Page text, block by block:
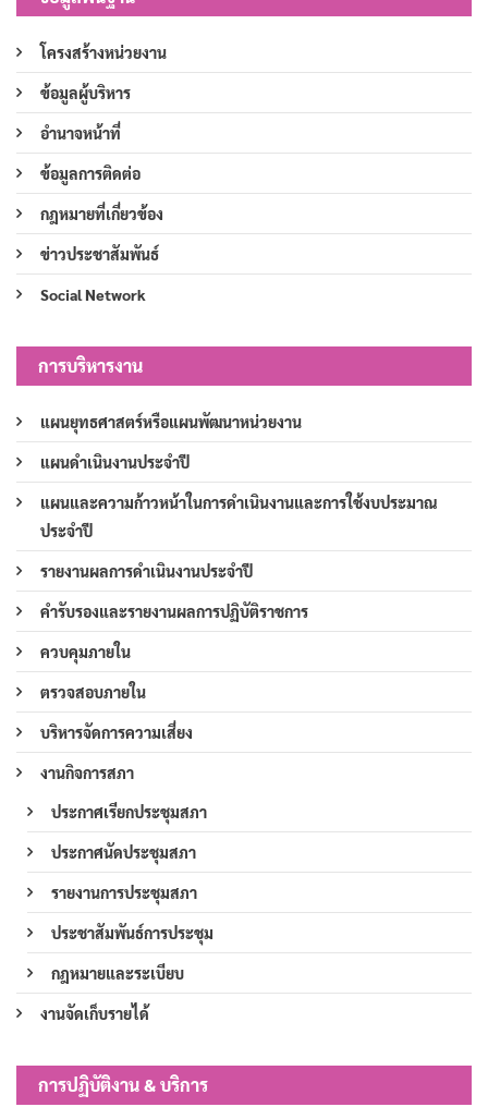
โครงสร้างหน่วยงาน
ข้อมูลผู้บริหาร
อำนาจหน้าที่
ข้อมูลการติดต่อ
กฎหมายที่เกี่ยวข้อง
ข่าวประชาสัมพันธ์
Social Network
การบริหารงาน
แผนยุทธศาสตร์หรือแผนพัฒนาหน่วยงาน
แผนดำเนินงานประจำปี
แผนและความก้าวหน้าในการดำเนินงานและการใช้งบประมาณ
ประจำปี
รายงานผลการดำเนินงานประจำปี
คำรับรองและรายงานผลการปฏิบัติราชการ
ควบคุมภายใน
ตรวจสอบภายใน
บริหารจัดการความเสี่ยง
งานกิจการสภา
ประกาศเรียกประชุมสภา
ประกาศนัดประชุมสภา
รายงานการประชุมสภา
ประชาสัมพันธ์การประชุม
กฎหมายและระเบียบ
งานจัดเก็บรายได้
การปฏิบัติงาน & บริการ